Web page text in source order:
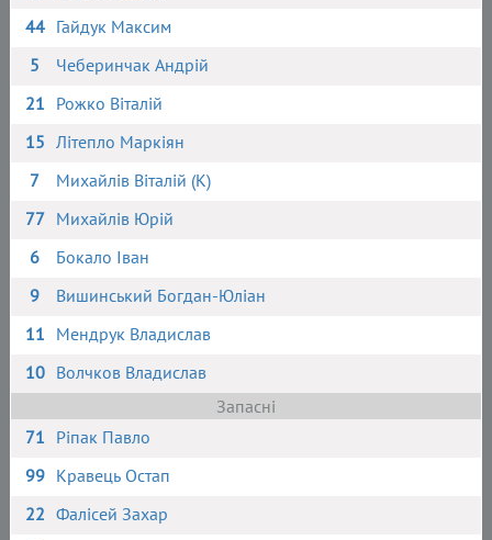
44 Гайдук Максим
5
Чеберинчак Андрій
21 Рожко Віталій
15 Літепло Маркіян
7
Михайлів Віталій (К)
77 Михайлів Юрій
6
Бокало Іван
9
Вишинський Богдан-Юліан
11 Мендрук Владислав
10 Волчков Владислав
Запасні
71 Ріпак Павло
99 Кравець Остап
22 Фалісей Захар